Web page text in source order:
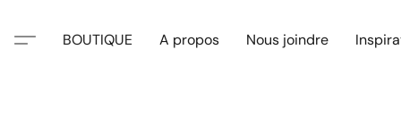
BOUTIQUE A propos Nous joindre